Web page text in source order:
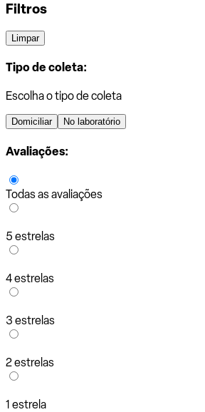
Filtros
Limpar
Tipo de coleta:
Escolha o tipo de coleta
Domiciliar No laboratório
Avaliações:
Todas as avaliações
5 estrelas
4 estrelas
3 estrelas
2 estrelas
1 estrela